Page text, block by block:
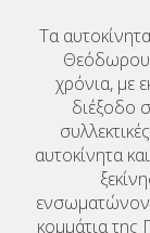
Τα
Θεόδωρου
χρόνια, με
διέξοδο
αυτοκίνητα
κομμάτια της